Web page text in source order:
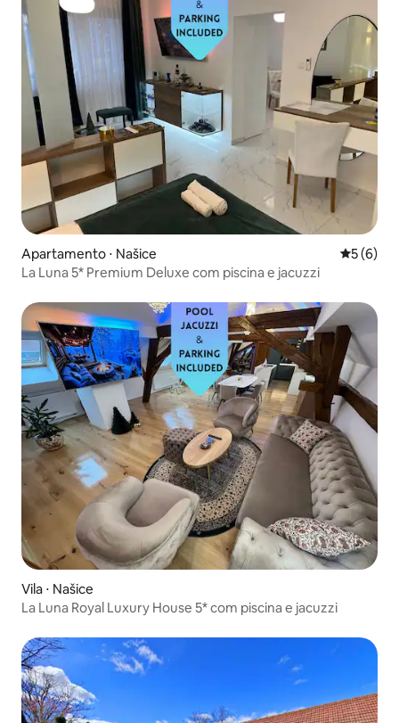
Apartamento ⋅ Našice 5 de
5 (6)
La Luna 5* Premium Deluxe com piscina e jacuzzi
Vila ⋅ Našice
La Luna Royal Luxury House 5* com piscina e jacuzzi